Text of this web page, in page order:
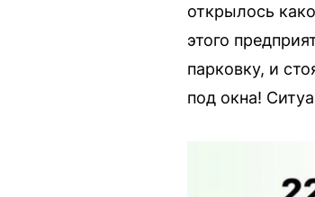
открылось
этого
парковку, и
под окна!